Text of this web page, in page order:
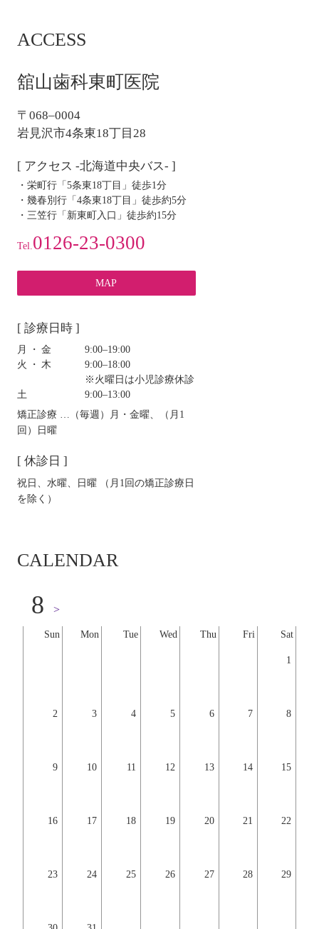
ACCESS
舘山歯科東町医院
〒068–0004
岩見沢市4条東18丁目28
[ アクセス -北海道中央バス- ]
・栄町行「5条東18丁目」徒歩1分
・幾春別行「4条東18丁目」徒歩約5分
・三笠行「新東町入口」徒歩約15分
Tel. 0126-23-0300
MAP
[ 診療日時 ]
月・金
9:00‒19:00
火・木
9:00‒18:00
※火曜日は小児診療休診
土
9:00‒13:00
矯正診療 …（毎週）月・金曜、（月1
回）日曜
[ 休診日 ]
祝日、水曜、日曜 （月1回の矯正診療日
を除く）
CALENDAR
Sun Mon Tue Wed Thu Fri Sat
1
2 3 4 5 6 7 8
9 10 11 12 13 14 15
16 17 18 19 20 21 22
23 24 25 26 27 28 29
8 >